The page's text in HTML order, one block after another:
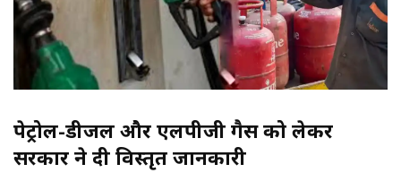
पेट्रोल-डीजल और एलपीजी गैस को लेकर
सरकार ने दी विस्तृत जानकारी